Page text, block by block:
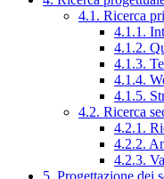
4.1. Ricerca
4.1.1.
4.1.2.
4.1.3.
4.1.4.
4.1.5.
4.2. Ricerca
4.2.1.
4.2.2.
4.2.3.
5. Progettazione dei